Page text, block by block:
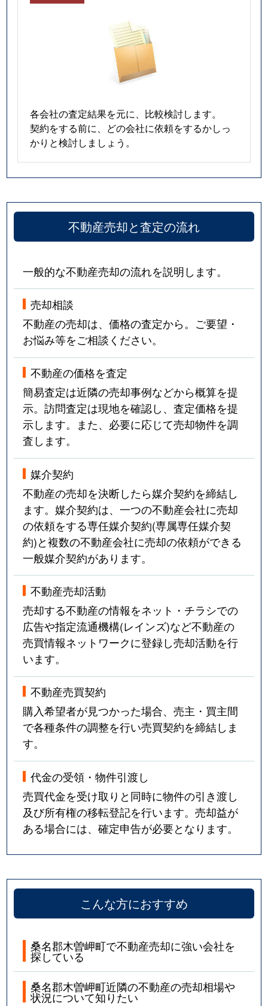
各会社の査定結果を元に、比較検討します。
契約をする前に、どの会社に依頼をするかしっ
かりと検討しましょう。
不動産売却と査定の流れ
一般的な不動産売却の流れを説明します。
売却相談
不動産の売却は、価格の査定から。ご要望・
お悩み等をご相談ください。
不動産の価格を査定
簡易査定は近隣の売却事例などから概算を提
示。訪問査定は現地を確認し、査定価格を提
示します。また、必要に応じて売却物件を調
査します。
媒介契約
不動産の売却を決断したら媒介契約を締結し
ます。媒介契約は、一つの不動産会社に売却
の依頼をする専任媒介契約(専属専任媒介契
約)と複数の不動産会社に売却の依頼ができる
一般媒介契約があります。
不動産売却活動
売却する不動産の情報をネット・チラシでの
広告や指定流通機構(レインズ)など不動産の
売買情報ネットワークに登録し売却活動を行
います。
不動産売買契約
購入希望者が見つかった場合、売主・買主間
で各種条件の調整を行い売買契約を締結しま
す。
代金の受領・物件引渡し
売買代金を受け取りと同時に物件の引き渡し
及び所有権の移転登記を行います。売却益が
ある場合には、確定申告が必要となります。
こんな方におすすめ
桑名郡木曽岬町で不動産売却に強い会社を
探している
桑名郡木曽岬町近隣の不動産の売却相場や
状況について知りたい